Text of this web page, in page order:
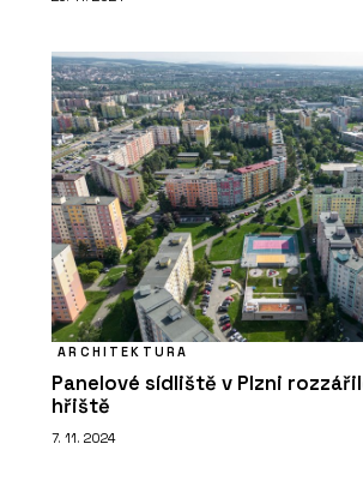
Signature dveře - SAPELI
PRODUKTY
Skleněné stěny - SAPELI
ARCHITEKTURA
Panelové sídliště v Plzni
hřiště
7. 11. 2024